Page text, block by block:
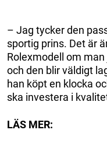
– Jag tycker den
sportig prins. Det är
Rolexmodell om
och den blir väldigt
han köpt en klocka
ska investera i
LÄS MER: